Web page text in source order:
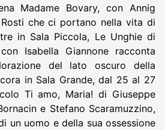
Madame Bovary, con Annig
che ci portano nella vita di
in Sala Piccola, Le Unghie di
Isabella Giannone racconta
del lato oscuro della
in Sala Grande, dal 25 al 27
Ti amo, Maria! di Giuseppe
e Stefano Scaramuzzino,
un uomo e della sua ossessione